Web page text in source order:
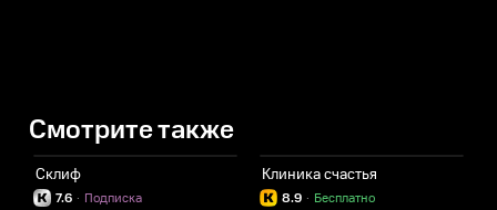
Смотрите также
Склиф
7.6 Подписка
·
Клиника счастья
8.9 Бесплатно
·